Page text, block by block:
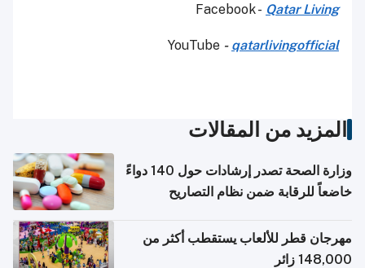
Facebook - Qatar Living
YouTube - qatarlivingofficial
المزيد من المقالات
وزارة الصحة تصدر إرشادات حول 140 دواءً
خاضعاً للرقابة ضمن نظام التصاريح
مهرجان قطر للألعاب يستقطب أكثر من
148,000 زائر